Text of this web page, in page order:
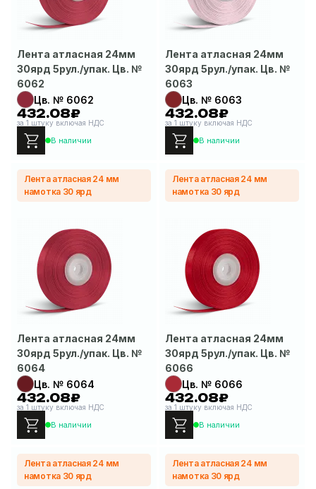
Лента атласная 24мм
30ярд 5рул./упак. Цв. №
6062
Цв. № 6062
432.08₽
за 1 штуку включая НДС
В наличии
Лента атласная 24мм
30ярд 5рул./упак. Цв. №
6063
Цв. № 6063
432.08₽
за 1 штуку включая НДС
В наличии
Лента атласная 24 мм
намотка 30 ярд
Лента атласная 24мм
30ярд 5рул./упак. Цв. №
6064
Цв. № 6064
432.08₽
за 1 штуку включая НДС
В наличии
Лента атласная 24 мм
намотка 30 ярд
Лента атласная 24мм
30ярд 5рул./упак. Цв. №
6066
Цв. № 6066
432.08₽
за 1 штуку включая НДС
В наличии
Лента атласная 24 мм
намотка 30 ярд
Лента атласная 24 мм
намотка 30 ярд